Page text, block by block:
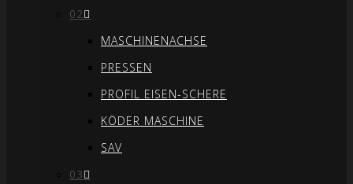
02
MASCHINENACHSE
PRESSEN
PROFIL EISEN-SCHERE
KÖDER MASCHINE
SAV
03